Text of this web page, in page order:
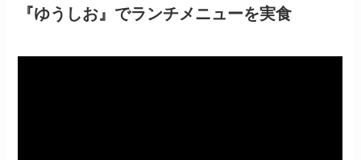
『ゆうしお』でランチメニューを実食